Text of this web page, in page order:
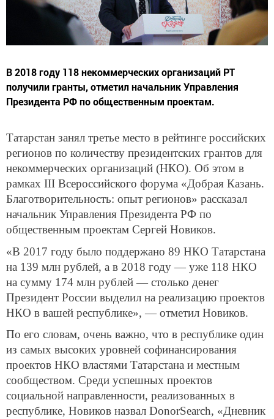
В 2018 году 118 некоммерческих организаций РТ
получили гранты, отметил начальник Управления
Президента РФ по общественным проектам.
Татарстан занял третье место в рейтинге российских
регионов по количеству президентских грантов для
некоммерческих организаций (НКО). Об этом в
рамках III Всероссийского форума «Добрая Казань.
Благотворительность: опыт регионов» рассказал
начальник Управления Президента РФ по
общественным проектам Сергей Новиков.
«В 2017 году было поддержано 89 НКО Татарстана
на 139 млн рублей, а в 2018 году — уже 118 НКО
на сумму 174 млн рублей — столько денег
Президент России выделил на реализацию проектов
НКО в вашей республике», — отметил Новиков.
По его словам, очень важно, что в республике один
из самых высоких уровней софинансирования
проектов НКО властями Татарстана и местным
сообществом. Среди успешных проектов
социальной направленности, реализованных в
республике, Новиков назвал DonorSearch, «Дневник